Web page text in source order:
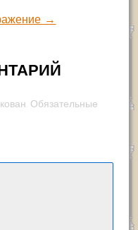
→
Обязательные